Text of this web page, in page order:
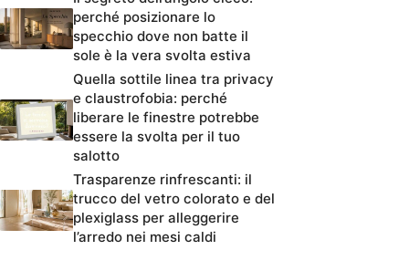
perché posizionare lo
specchio dove non batte il
sole è la vera svolta estiva
Quella sottile linea tra privacy
e claustrofobia: perché
liberare le finestre potrebbe
essere la svolta per il tuo
salotto
Trasparenze rinfrescanti: il
trucco del vetro colorato e del
plexiglass per alleggerire
l’arredo nei mesi caldi